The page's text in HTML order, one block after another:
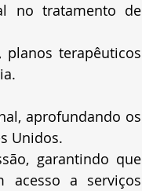
no tratamento de
planos terapêuticos
aprofundando os
Unidos.
garantindo que
acesso a serviços